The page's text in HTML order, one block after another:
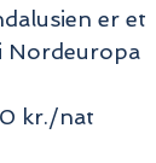
er et
Nordeuropa
kr./nat